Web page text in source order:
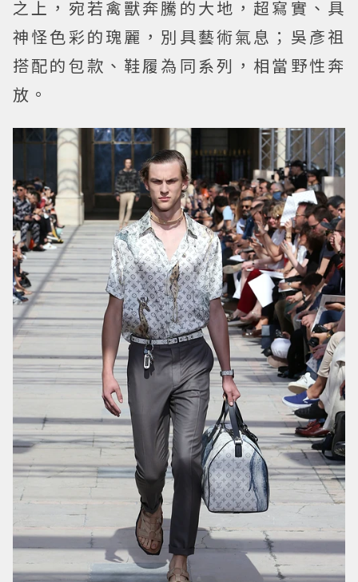
之上，宛若禽獸奔騰的大地，超寫實、具
神怪色彩的瑰麗，別具藝術氣息；吳彥祖
搭配的包款、鞋履為同系列，相當野性奔
放。